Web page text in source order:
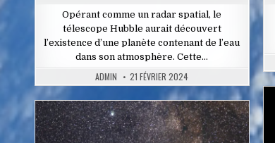
Opérant comme un radar spatial, le
télescope Hubble aurait découvert
l’existence d’une planète contenant de l’eau
dans son atmosphère. Cette…
ADMIN 21 FÉVRIER 2024
Posted